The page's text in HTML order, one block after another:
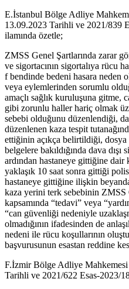
E.İstanbul Bölge Adliye
13.09.2023 Tarihli ve 2021/839
ilamında özetle;
ZMSS Genel Şartlarında zarar
ve sigortacının sigortalıya rücu
f bendinde bedeni hasara neden
veya eylemlerinden sorumlu
amaçlı sağlık kuruluşuna gitme,
gibi zorunlu haller hariç olmak
sebebi olduğunu düzenlendiği,
düzenlenen kaza tespit
ettiğinin açıkça belirtildiği, dosya
belgelere bakıldığında dava
ardından hastaneye gittiğine dair
yaklaşık 10 saat sonra gittiği
hastaneye gittiğine ilişkin
kaza yerini terk sebebinin ZMSS
kapsamında “tedavi” veya
“can güvenliği nedeniyle
olmadığının ifadesinden de
nedeni ile rücu koşullarının
başvurusunun esastan reddine
F.İzmir Bölge Adliye
Tarihli ve 2021/622 Esas-2023/